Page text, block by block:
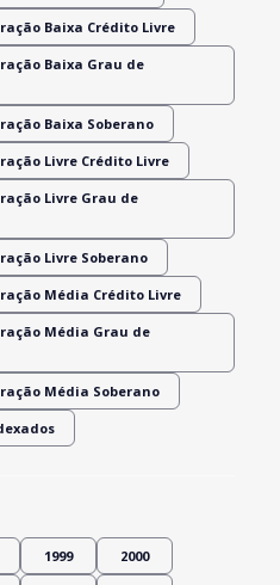
Baixa Crédito Livre
Baixa Grau de
Baixa Soberano
Livre Crédito Livre
Livre Grau de
Livre Soberano
Média Crédito Livre
Média Grau de
Média Soberano
1999 2000